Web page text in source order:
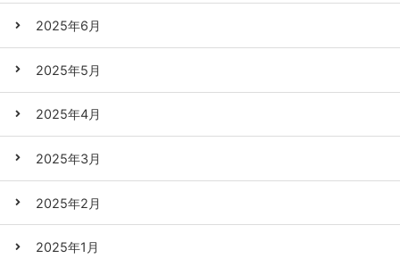
2025年6月
2025年5月
2025年4月
2025年3月
2025年2月
2025年1月